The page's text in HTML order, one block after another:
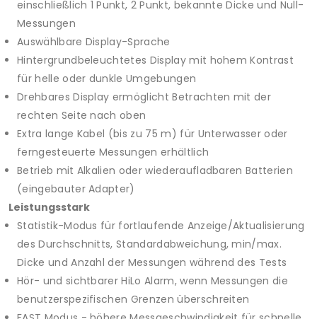
einschließlich 1 Punkt, 2 Punkt, bekannte Dicke und Null-
Messungen
Auswählbare Display-Sprache
Hintergrundbeleuchtetes Display mit hohem Kontrast
für helle oder dunkle Umgebungen
Drehbares Display ermöglicht Betrachten mit der
rechten Seite nach oben
Extra lange Kabel (bis zu 75 m) für Unterwasser oder
ferngesteuerte Messungen erhältlich
Betrieb mit Alkalien oder wiederaufladbaren Batterien
(eingebauter Adapter)
Leistungsstark
Statistik-Modus für fortlaufende Anzeige/Aktualisierung
des Durchschnitts, Standardabweichung, min/max.
Dicke und Anzahl der Messungen während des Tests
Hör- und sichtbarer HiLo Alarm, wenn Messungen die
benutzerspezifischen Grenzen überschreiten